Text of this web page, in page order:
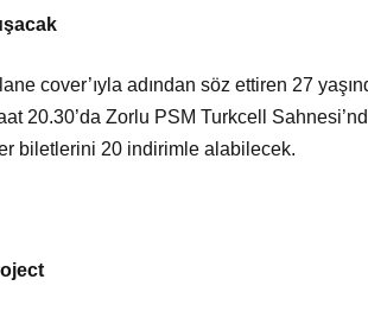
cover’ıyla adından söz ettiren 27
20.30’da Zorlu PSM Turkcell
biletlerini 20 indirimle alabilecek.